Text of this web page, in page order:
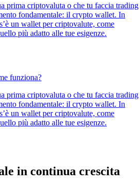
prima criptovaluta o che tu faccia trading
fondamentale: il crypto wallet. In
un wallet per criptovalute, come
più adatto alle tue esigenze.
funziona?
prima criptovaluta o che tu faccia trading
fondamentale: il crypto wallet. In
un wallet per criptovalute, come
più adatto alle tue esigenze.
in continua crescita